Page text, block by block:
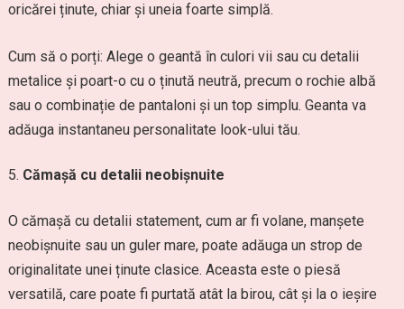
oricărei ținute, chiar și uneia foarte simplă.
Cum să o porți: Alege o geantă în culori vii sau cu detalii
metalice și poart-o cu o ținută neutră, precum o rochie albă
sau o combinație de pantaloni și un top simplu. Geanta va
adăuga instantaneu personalitate look-ului tău.
Cămașă cu detalii neobișnuite
O cămașă cu detalii statement, cum ar fi volane, manșete
neobișnuite sau un guler mare, poate adăuga un strop de
originalitate unei ținute clasice. Aceasta este o piesă
versatilă, care poate fi purtată atât la birou, cât și la o ieșire